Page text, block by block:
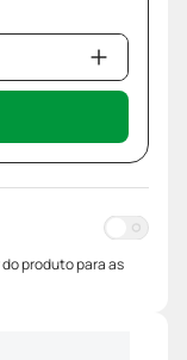
produto para as